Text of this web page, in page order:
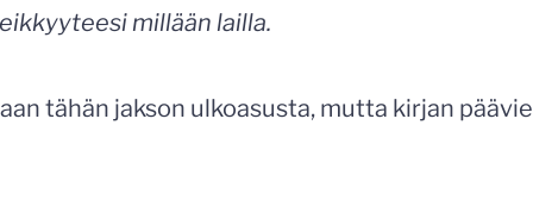
millään lailla.
tähän jakson ulkoasusta, mutta kirjan